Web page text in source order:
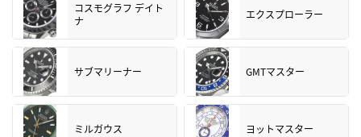
コスモグラフ デイト
ナ
エクスプローラー
サブマリーナー GMTマスター
ミルガウス ヨットマスター